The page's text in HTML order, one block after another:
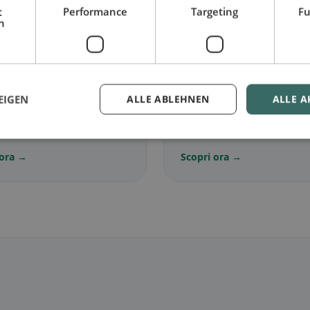
→
🌾
Senza glutine in
Opzioni senza glutine e
Scopri ora →
Performance Targeting
ALLE
ALLE ABLEHNEN